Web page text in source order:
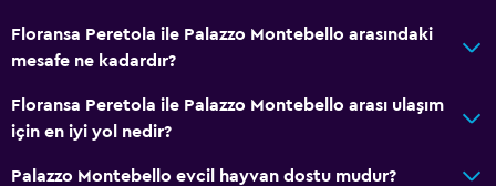
Floransa Peretola ile Palazzo Montebello arasındaki
mesafe ne kadardır?
Floransa Peretola ile Palazzo Montebello arası ulaşım
için en iyi yol nedir?
Palazzo Montebello evcil hayvan dostu mudur?